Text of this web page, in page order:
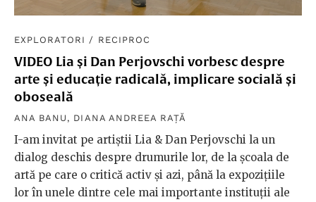
EXPLORATORI / RECIPROC
VIDEO Lia și Dan Perjovschi vorbesc despre
arte și educație radicală, implicare socială și
oboseală
ANA BANU , DIANA ANDREEA RAȚĂ
I-am invitat pe artiștii Lia & Dan Perjovschi la un
dialog deschis despre drumurile lor, de la școala de
artă pe care o critică activ și azi, până la expozițiile
lor în unele dintre cele mai importante instituții ale